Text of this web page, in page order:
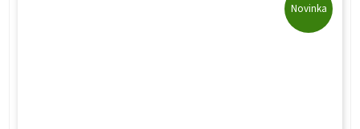
Novinka